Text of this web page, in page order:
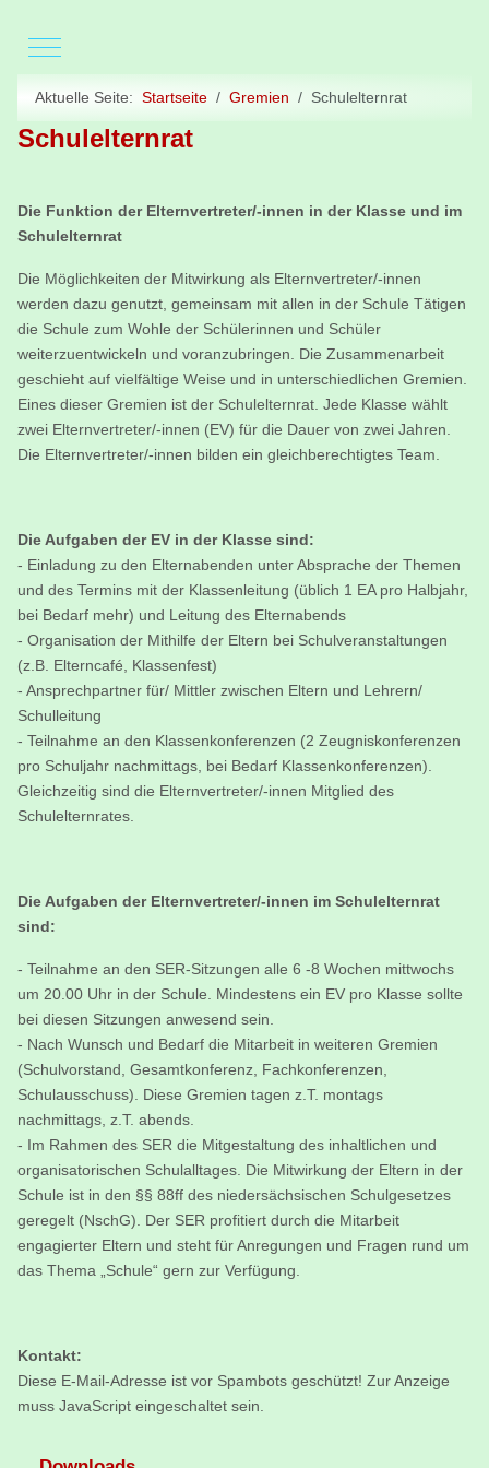
Mobile Menu Toggle
Aktuelle Seite:Startseite Gremien Schulelternrat
Schulelternrat
Die Funktion der Elternvertreter/-innen in der Klasse und im
Schulelternrat
Die Möglichkeiten der Mitwirkung als Elternvertreter/-innen
werden dazu genutzt, gemeinsam mit allen in der Schule Tätigen
die Schule zum Wohle der Schülerinnen und Schüler
weiterzuentwickeln und voranzubringen. Die Zusammenarbeit
geschieht auf vielfältige Weise und in unterschiedlichen Gremien.
Eines dieser Gremien ist der Schulelternrat. Jede Klasse wählt
zwei Elternvertreter/-innen (EV) für die Dauer von zwei Jahren.
Die Elternvertreter/-innen bilden ein gleichberechtigtes Team.
Die Aufgaben der EV in der Klasse sind:
- Einladung zu den Elternabenden unter Absprache der Themen
und des Termins mit der Klassenleitung (üblich 1 EA pro Halbjahr,
bei Bedarf mehr) und Leitung des Elternabends
- Organisation der Mithilfe der Eltern bei Schulveranstaltungen
(z.B. Elterncafé, Klassenfest)
- Ansprechpartner für/ Mittler zwischen Eltern und Lehrern/
Schulleitung
- Teilnahme an den Klassenkonferenzen (2 Zeugniskonferenzen
pro Schuljahr nachmittags, bei Bedarf Klassenkonferenzen).
Gleichzeitig sind die Elternvertreter/-innen Mitglied des
Schulelternrates.
Die Aufgaben der Elternvertreter/-innen im Schulelternrat
sind:
- Teilnahme an den SER-Sitzungen alle 6 -8 Wochen mittwochs
um 20.00 Uhr in der Schule. Mindestens ein EV pro Klasse sollte
bei diesen Sitzungen anwesend sein.
- Nach Wunsch und Bedarf die Mitarbeit in weiteren Gremien
(Schulvorstand, Gesamtkonferenz, Fachkonferenzen,
Schulausschuss). Diese Gremien tagen z.T. montags
nachmittags, z.T. abends.
- Im Rahmen des SER die Mitgestaltung des inhaltlichen und
organisatorischen Schulalltages. Die Mitwirkung der Eltern in der
Schule ist in den §§ 88ff des niedersächsischen Schulgesetzes
geregelt (NschG). Der SER profitiert durch die Mitarbeit
engagierter Eltern und steht für Anregungen und Fragen rund um
das Thema „Schule“ gern zur Verfügung.
Kontakt:
Diese E-Mail-Adresse ist vor Spambots geschützt! Zur Anzeige
muss JavaScript eingeschaltet sein.